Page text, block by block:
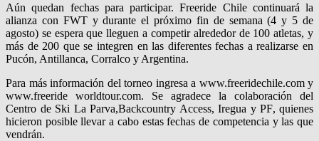
Aún quedan fechas para participar.Freeride Chile continuará la
alianza con FWT y durante el próximo fin de semana (4 y 5 de
agosto) se espera quelleguen a competiralrededor de 100 atletas, y
más de 200 que se integren en las diferentes fechas a realizarse en
Pucón, Antillanca, Corralco y Argentina.
Para más información del torneo ingresa a www.freeridechile.comy
www.freeride worldtour.com. Se agradece la colaboración del
Centro de Ski La Parva,Backcountry Access,Iregua y PF, quienes
hicieron posible llevar a cabo estas fechas de competencia y las que
vendrán.